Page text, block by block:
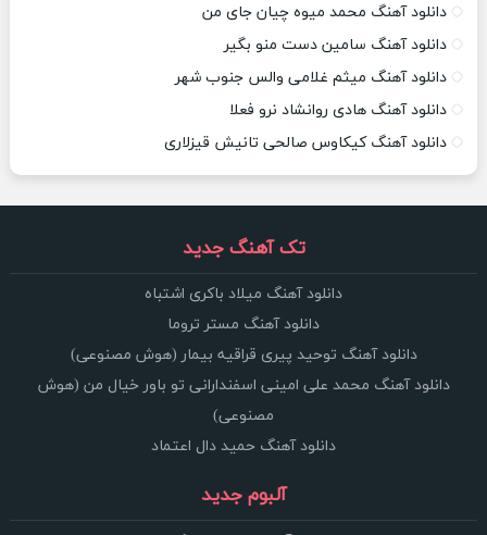
دانلود آهنگ محمد میوه چیان جای من
دانلود آهنگ سامین دست منو بگیر
دانلود آهنگ میثم غلامی والس جنوب شهر
دانلود آهنگ هادی روانشاد نرو فعلا
دانلود آهنگ کیکاوس صالحی تانیش قیزلاری
تک آهنگ جدید
دانلود آهنگ میلاد باکری اشتباه
دانلود آهنگ مستر تروما
دانلود آهنگ توحید پیری قراقیه بیمار (هوش مصنوعی)
دانلود آهنگ محمد علی امینی اسفندارانی تو باور خیال من (هوش
مصنوعی)
دانلود آهنگ حمید دال اعتماد
آلبوم جدید